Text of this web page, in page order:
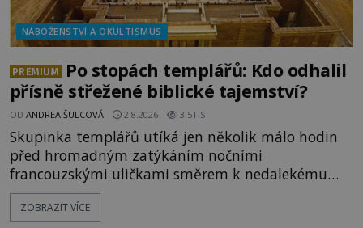
NÁBOŽENSTVÍ A OKULTISMUS
PREMIUM
Po stopách templářů: Kdo odhalil
přísně střežené biblické tajemství?
OD ANDREA ŠULCOVÁ 2.8.2026 3.5TIS
Skupinka templářů utíká jen několik málo hodin
před hromadným zatýkáním nočními
francouzskými uličkami směrem k nedalekému
přístavu. Jeden z nich má přes ramena ranec s
tajemným obsahem. Kapitán lodi už na ně čeká.
ZOBRAZIT VÍCE